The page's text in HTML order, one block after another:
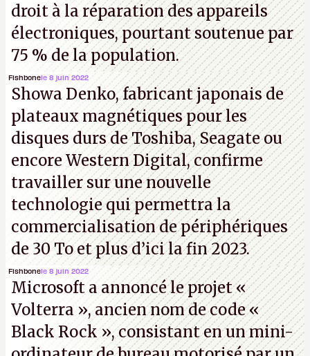
droit à la réparation des appareils
électroniques, pourtant soutenue par
75 % de la population.
Fishbonele 8 juin 2022
Showa Denko, fabricant japonais de
plateaux magnétiques pour les
disques durs de Toshiba, Seagate ou
encore Western Digital, confirme
travailler sur une nouvelle
technologie qui permettra la
commercialisation de périphériques
de 30 To et plus d’ici la fin 2023.
Fishbonele 8 juin 2022
Microsoft a annoncé le projet «
Volterra », ancien nom de code «
Black Rock », consistant en un mini-